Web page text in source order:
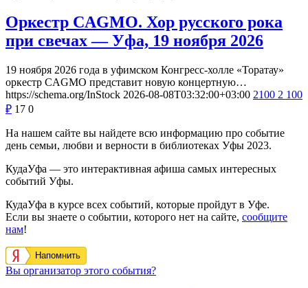
Оркестр CAGMO. Хор русского рока
при свечах — Уфа, 19 ноября 2026
19 ноября 2026 года в уфимском Конгресс-холле «Торатау»
оркестр CAGMO представит новую концертную…
https://schema.org/InStock 2026-08-08T03:32:00+03:00 2100 2 100
₽ 17 0
На нашем сайте вы найдете всю информацию про событие
день семьи, любви и верности в библиотеках Уфы 2023.
КудаУфа — это интерактивная афиша самых интересных
событий Уфы.
КудаУфа в курсе всех событий, которые пройдут в Уфе.
Если вы знаете о событии, которого нет на сайте, сообщите
нам!
Напомнить
Вы организатор этого события?